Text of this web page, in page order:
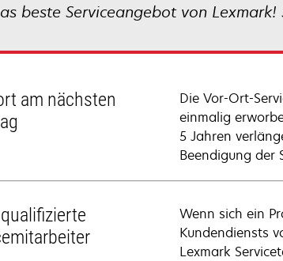
beste Serviceangebot von
am nächsten
Die Vor-Ort-
einmalig
5 Jahren
Beendigung der
Wenn sich ein
Kundendiensts
Lexmark